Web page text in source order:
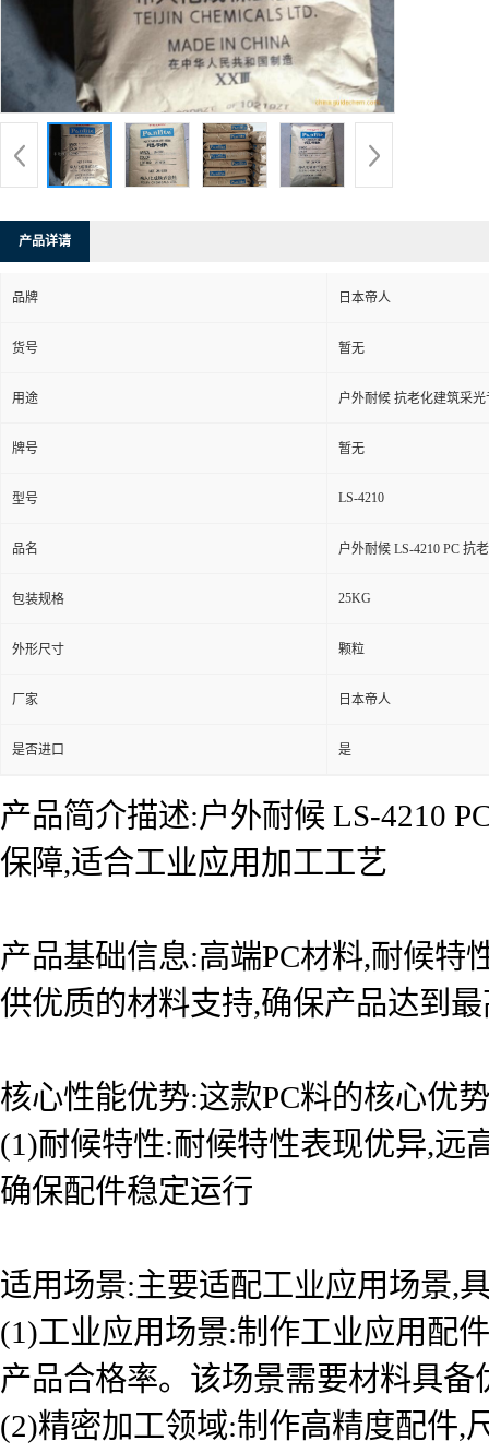
产品详请
品牌 日本帝人
货号 暂无
用途 户外耐候 抗老化建筑采
牌号 暂无
型号 LS-4210
品名 户外耐候 LS-4210 PC 抗
包装规格 25KG
外形尺寸 颗粒
厂家 日本帝人
是否进口 是
产品简介描述:户外耐候 LS-4210
保障,适合工业应用加工工艺
产品基础信息:高端PC材料,耐候特
供优质的材料支持,确保产品达到
核心性能优势:这款PC料的核心优
(1)耐候特性:耐候特性表现优异,远
确保配件稳定运行
适用场景:主要适配工业应用场景,
(1)工业应用场景:制作工业应用配
产品合格率。该场景需要材料具
(2)精密加工领域:制作高精度配件,